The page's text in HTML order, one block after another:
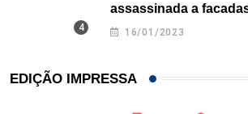
assassinada a
16/01/2023
EDIÇÃO IMPRESSA